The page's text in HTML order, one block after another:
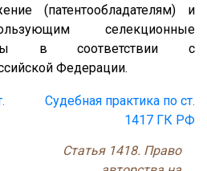
(патентообладателям) и
селекционные
в соответствии с
Федерации.
Судебная практика по ст.
1417 ГК РФ
Статья 1418. Право